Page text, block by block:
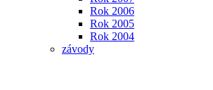
Rok 2006
Rok 2005
Rok 2004
závody